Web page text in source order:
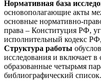
Нормативная база
основополагающие акты
основные нормативно-
права – Конституция РФ,
исполнительный кодекс
Структура работы
исследования и включает в
образованные четырьмя
библиографический список.